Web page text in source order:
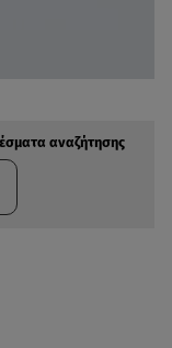
αναζήτησης